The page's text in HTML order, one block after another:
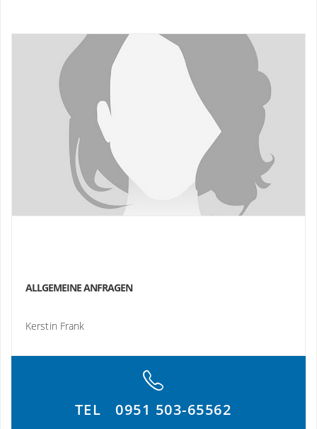
ALLGEMEINE ANFRAGEN
Kerstin Frank
TEL 0951 503-65562